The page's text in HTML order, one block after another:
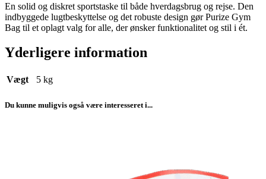
En solid og diskret sportstaske til både hverdagsbrug og rejse. Den
indbyggede lugtbeskyttelse og det robuste design gør Purize Gym
Bag til et oplagt valg for alle, der ønsker funktionalitet og stil i ét.
Yderligere information
Vægt 5 kg
Du kunne muligvis også være interesseret i...